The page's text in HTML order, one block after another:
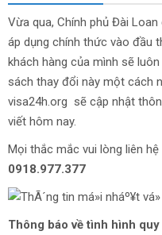
Vừa qua, Chính phủ Đài
áp dụng chính thức vào đầu
khách hàng của mình sẽ
sách thay đổi này một cách
visa24h.org sẽ cập nhật
viết hôm nay.
Mọi thắc mắc vui lòng liên
0918.977.377
Thông báo về tình hình